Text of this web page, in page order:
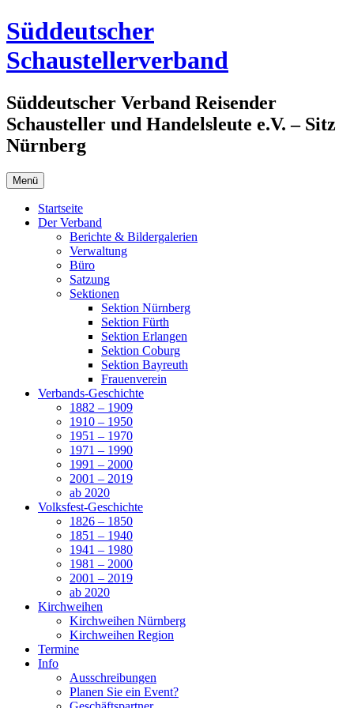
Zum
Inhalt
springen
Süddeutscher
Schaustellerverband
Süddeutscher Verband Reisender
Schausteller und Handelsleute e.V. – Sitz
Nürnberg
Menü
Startseite
Der Verband
Berichte & Bildergalerien
Verwaltung
Büro
Satzung
Sektionen
Sektion Nürnberg
Sektion Fürth
Sektion Erlangen
Sektion Coburg
Sektion Bayreuth
Frauenverein
Verbands-Geschichte
1882 – 1909
1910 – 1950
1951 – 1970
1971 – 1990
1991 – 2000
2001 – 2019
ab 2020
Volksfest-Geschichte
1826 – 1850
1851 – 1940
1941 – 1980
1981 – 2000
2001 – 2019
ab 2020
Kirchweihen
Kirchweihen Nürnberg
Kirchweihen Region
Termine
Info
Ausschreibungen
Planen Sie ein Event?